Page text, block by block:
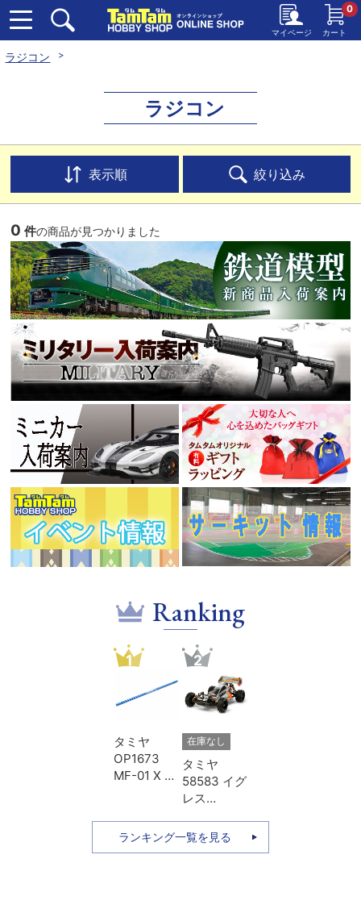
マイページ カート
0
ラジコン
ラジコン
表示順 絞り込み
0 件の商品が見つかりました
Ranking
1
タミヤ
OP1673
MF-01 X ア
Lホイール
ベース用
2
在庫なし
タミヤ
58583 イグ
レス
本体キット
ランキング一覧を見る